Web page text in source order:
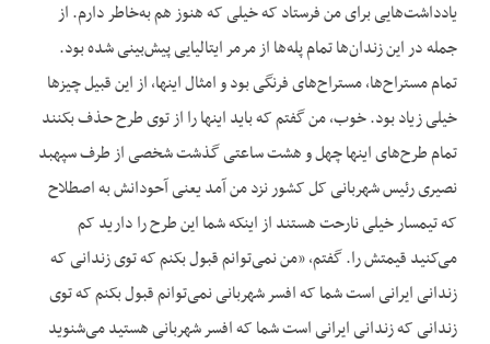
یادداشت‌هایی برای من فرستاد که خیلی که هنوز هم به‌خاطر دارم. از
جمله در این زندان‌ها تمام پله‌ها از مرمر ایتالیایی پیش‌بینی شده بود.
تمام مستراح‌ها، مستراح‌های فرنگی بود و امثال اینها، از این قبیل چیزها
خیلی زیاد بود. خوب، من گفتم که باید اینها را از توی طرح حذف بکنند
تمام طرح‌های اینها چهل و هشت ساعتی گذشت شخصی از طرف سپهبد
نصیری رئیس شهربانی کل کشور نزد من آمد یعنی آحودانش به اصطلاح
که تیمسار خیلی نارحت هستند از اینکه شما این طرح را دارید کم
می‌کنید قیمتش را. گفتم، «من نمی‌توانم قبول بکنم که توی زندانی که
زندانی ایرانی است شما که افسر شهربانی نمی‌توانم قبول بکنم که توی
زندانی که زندانی ایرانی است شما که افسر شهربانی هستید می‌شنوید